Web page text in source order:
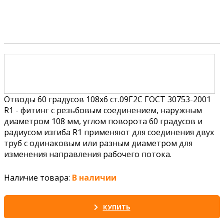
Отводы 60 градусов 108х6 ст.09Г2С ГОСТ 30753-2001
R1 - фитинг с резьбовым соединением, наружным
диаметром 108 мм, углом поворота 60 градусов и
радиусом изгиба R1 применяют для соединения двух
труб с одинаковым или разным диаметром для
изменения направления рабочего потока.
Наличие товара: В наличии
КУПИТЬ